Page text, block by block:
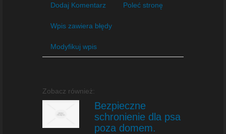
Dodaj Komentarz Poleć stronę
Wpis zawiera błędy
Modyfikuj wpis
Zobacz również:
Bezpieczne
schronienie dla psa
poza domem.